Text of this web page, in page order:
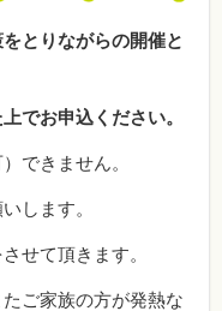
とりながらの開催と
でお申込ください。
できません。
します。
せて頂きます。
ご家族の方が発熱な